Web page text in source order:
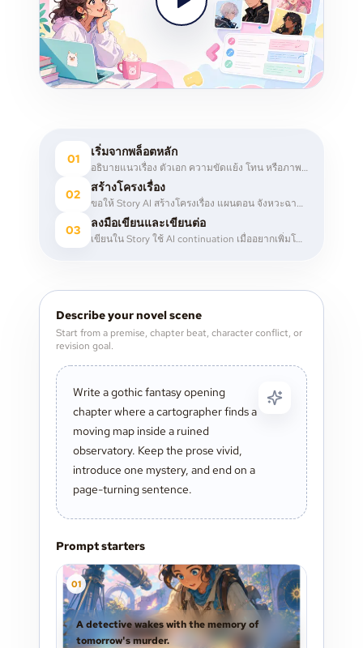
01 เริ่มจากพล็อตหลัก
อธิบายแนวเรื่อง ตัวเอก ความขัดแย้ง โทน หรือภาพเปิดเรื่องที่อยากลองเล่า
02 สร้างโครงเรื่อง
ขอให้ Story AI สร้างโครงเรื่อง แผนตอน จังหวะฉาก เส้นทางตัวละคร หรือโน้ตสร้างโลก
03 ลงมือเขียนและเขียนต่อ
เขียนใน Story ใช้ AI continuation เมื่ออยากเพิ่มโมเมนตัม แล้วค่อยแก้ไขด้วยคอมเมนต์และโน้ต
Describe your novel scene
Start from a premise, chapter beat, character conflict, or
revision goal.
Prompt starters
01
A detective wakes with the memory of
tomorrow's murder.